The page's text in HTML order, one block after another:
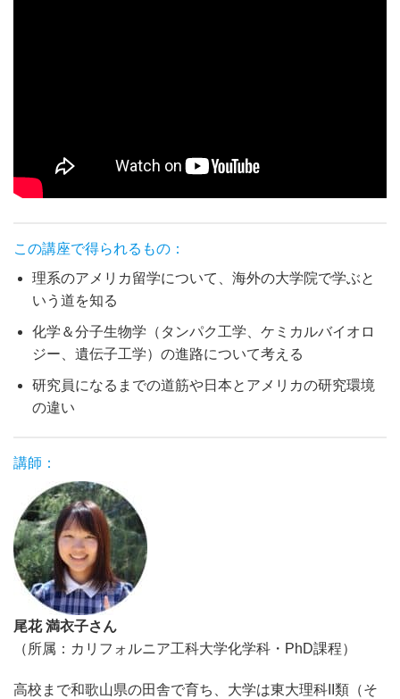
この講座で得られるもの：
理系のアメリカ留学について、海外の大学院で学ぶと
いう道を知る
化学＆分子生物学（タンパク工学、ケミカルバイオロ
ジー、遺伝子工学）の進路について考える
研究員になるまでの道筋や日本とアメリカの研究環境
の違い
講師：
尾花 満衣子さん
（所属：カリフォルニア工科大学化学科・PhD課程）
高校まで和歌山県の田舎で育ち、大学は東大理科II類（そ